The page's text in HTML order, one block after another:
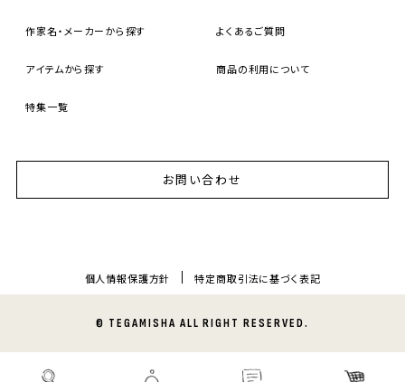
作家名・メーカーから探す
アイテムから探す
特集一覧
よくあるご質問
商品の利用について
お問い合わせ
個人情報保護方針 特定商取引法に基づく表記
© TEGAMISHA ALL RIGHT RESERVED.